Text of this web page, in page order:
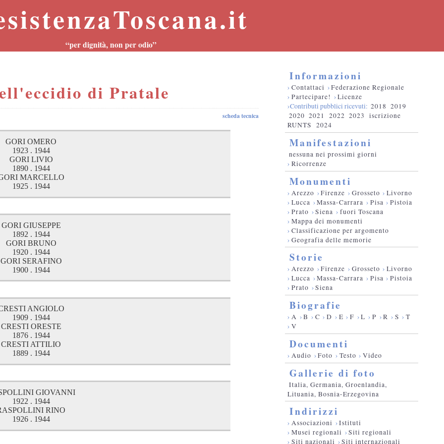
“per dignità, non per odio”
di Pratale
scheda tecnica
GORI OMERO
1923 . 1944
GORI LIVIO
1890 . 1944
MARCELLO
1925 . 1944
GORI GIUSEPPE
1892 . 1944
GORI BRUNO
1920 . 1944
GORI SERAFINO
1900 . 1944
ANGIOLO
1909 . 1944
CRESTI ORESTE
1876 . 1944
CRESTI ATTILIO
1889 . 1944
GIOVANNI
1922 . 1944
RINO
1926 . 1944
Informazioni
› Contattaci ›Federazione Regionale
› Partecipare! ›Licenze
›Contributi pubblici ricevuti: 2018 2019
2020 2021 2022 2023
iscrizione
RUNTS
2024
Manifestazioni
nessuna nei prossimi giorni
› Ricorrenze
Monumenti
› Arezzo ›Firenze › Grosseto › Livorno
› Lucca ›Massa-Carrara › Pisa › Pistoia
› Prato ›Siena › fuori Toscana
› Mappa dei monumenti
› Classificazione per argomento
› Geografia delle memorie
Storie
› Arezzo ›Firenze › Grosseto › Livorno
› Lucca ›Massa-Carrara › Pisa › Pistoia
› Prato ›Siena
Biografie
› A ›B › C › D › E › F ›L › P ›R › S › T
› V
Documenti
› Audio ›Foto › Testo › Video
Gallerie di foto
Italia, Germania, Groenlandia,
Lituania, Bosnia-Erzegovina
Indirizzi
› Associazioni ›Istituti
› Musei regionali ›Siti regionali
› Siti nazionali ›Siti internazionali